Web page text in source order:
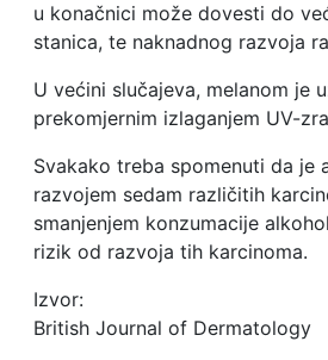
u konačnici može dovesti do
stanica, te naknadnog razvoja
U većini slučajeva, melanom je
prekomjernim izlaganjem UV-
Svakako treba spomenuti da je
razvojem sedam različitih
smanjenjem konzumacije
rizik od razvoja tih karcinoma.
Izvor:
British Journal of Dermatology